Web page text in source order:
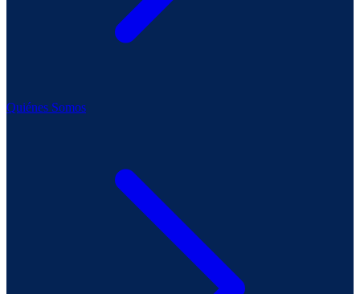
Quiénes Somos